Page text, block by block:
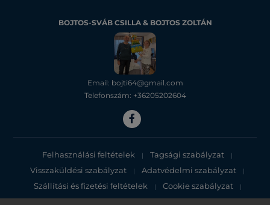
BOJTOS-SVÁB CSILLA & BOJTOS ZOLTÁN
Email: bojti64@gmail.com
Telefonszám: +36205202604
Felhasználási feltételek | Tagsági szabályzat |
Visszaküldési szabályzat | Adatvédelmi szabályzat |
Szállítási és fizetési feltételek | Cookie szabályzat |
Adatvédelmi tájékoztató